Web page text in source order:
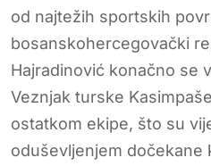
od najtežih sportskih
bosanskohercegovački
Hajradinović konačno se
Veznjak turske
ostatkom ekipe, što su
oduševljenjem dočekane